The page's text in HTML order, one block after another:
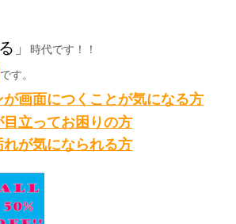
」 時代です！！
です。
画面につくことが気になる方
立ってお困りの方
が気になられる方